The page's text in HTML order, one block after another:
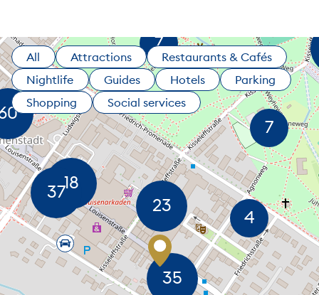
All Attractions
Restaurants & Cafés
Nightlife
Guides Hotels
Parking
Shopping
Social services